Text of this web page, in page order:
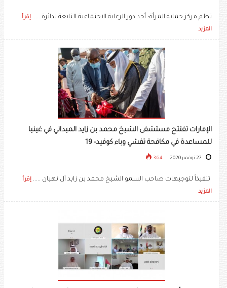
نظم مركز حماية المرأة؛ أحد دور الرعاية الاجتماعية التابعة لدائرة ..... إقرأ
المزيد
الإمارات تفتتح مستشفى الشيخ محمد بن زايد الميداني في غينيا
للمساعدة في مكافحة تفشي وباء كوفيد- 19
364
تنفيذاً لتوجيهات صاحب السمو الشيخ محمد بن زايد آل نهيان ..... إقرأ
المزيد